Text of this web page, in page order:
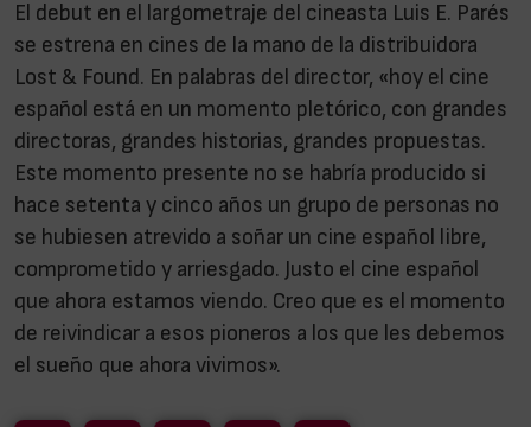
El debut en el largometraje del cineasta Luis E. Parés
se estrena en cines de la mano de la distribuidora
Lost & Found. En palabras del director, «hoy el cine
español está en un momento pletórico, con grandes
directoras, grandes historias, grandes propuestas.
Este momento presente no se habría producido si
hace setenta y cinco años un grupo de personas no
se hubiesen atrevido a soñar un cine español libre,
comprometido y arriesgado. Justo el cine español
que ahora estamos viendo. Creo que es el momento
de reivindicar a esos pioneros a los que les debemos
el sueño que ahora vivimos».